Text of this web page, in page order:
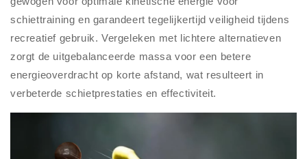
schiettraining en garandeert tegelijkertijd veiligheid tijdens
recreatief gebruik. Vergeleken met lichtere alternatieven
zorgt de uitgebalanceerde massa voor een betere
energieoverdracht op korte afstand, wat resulteert in
verbeterde schietprestaties en effectiviteit.